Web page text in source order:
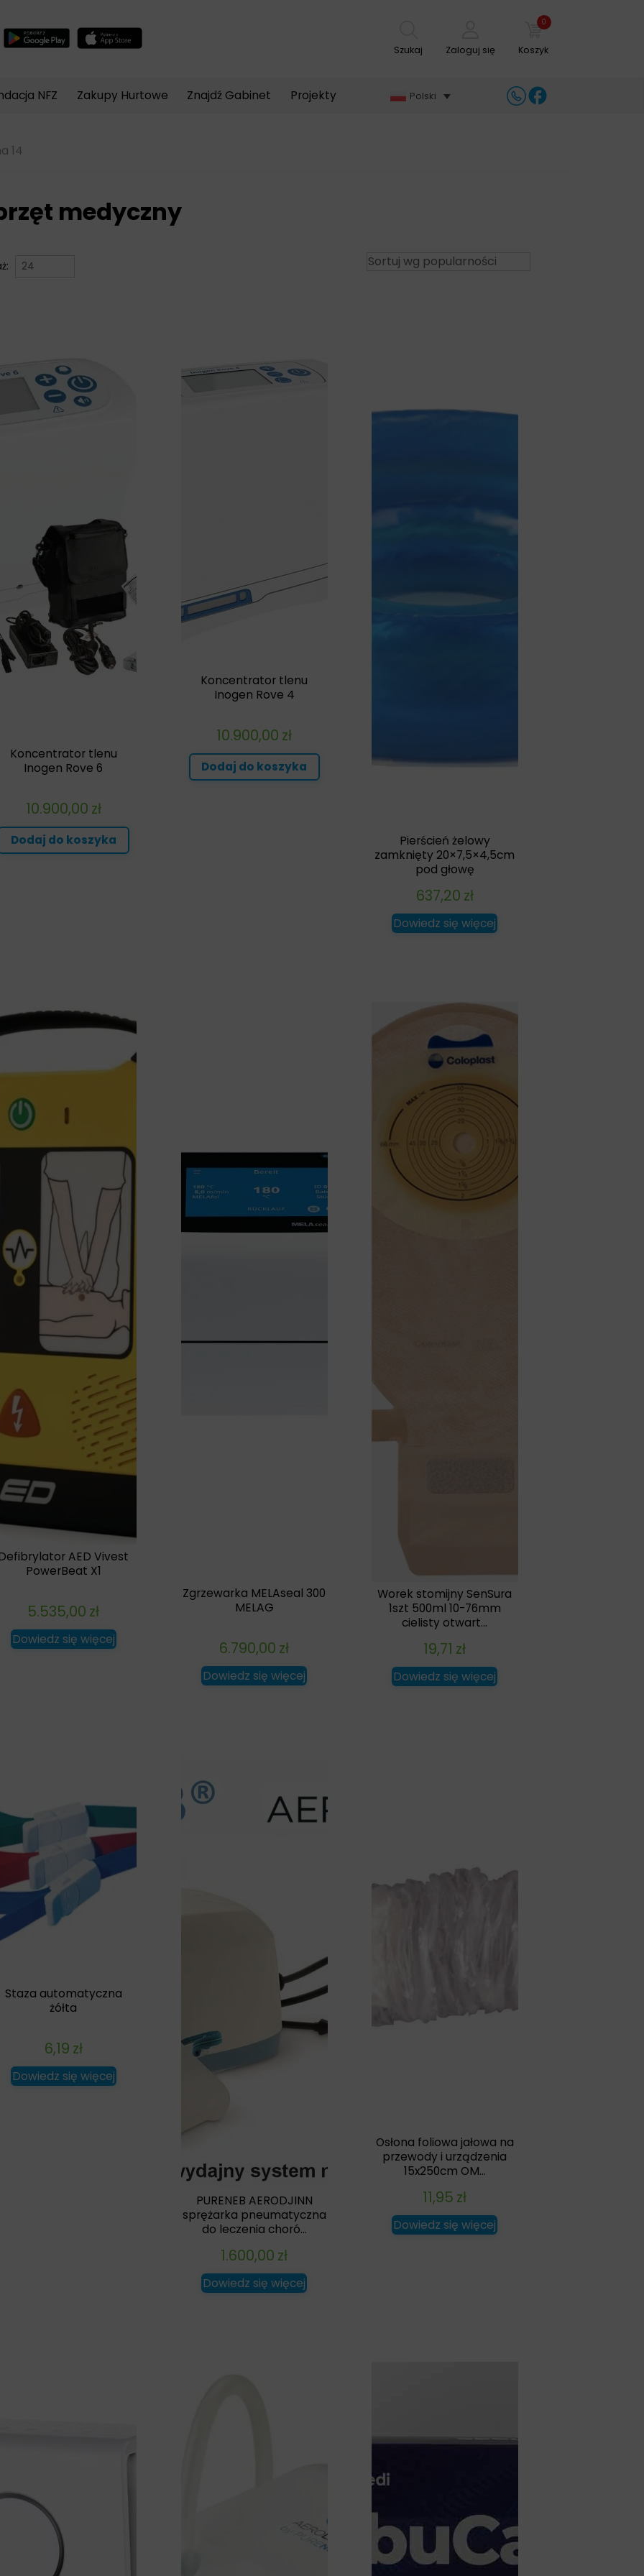
Szukaj Zaloguj się
0
Koszyk
NFZ Zakupy Hurtowe Znajdź Gabinet Projekty Polski
14
medyczny
Koncentrator tlenu
Inogen Rove 6
10.900,00 zł
Dodaj do koszyka
Koncentrator tlenu
Inogen Rove 4
10.900,00 zł
Dodaj do koszyka
Pierścień żelowy
zamknięty 20×7,5×4,5cm
pod głowę
637,20 zł
Dowiedz się więcej
AED Vivest
PowerBeat X1
5.535,00 zł
Dowiedz się więcej
Zgrzewarka MELAseal 300
MELAG
6.790,00 zł
Dowiedz się więcej
Worek stomijny SenSura
1szt 500ml 10-76mm
cielisty otwart...
19,71 zł
Dowiedz się więcej
Staza automatyczna
żółta
6,19 zł
Dowiedz się więcej
PURENEB AERODJINN
sprężarka pneumatyczna
do leczenia choró...
1.600,00 zł
Dowiedz się więcej
Osłona foliowa jałowa na
przewody i urządzenia
15x250cm OM...
11,95 zł
Dowiedz się więcej